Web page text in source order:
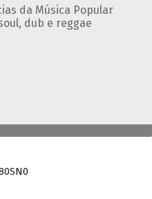
da Música Popular
dub e reggae